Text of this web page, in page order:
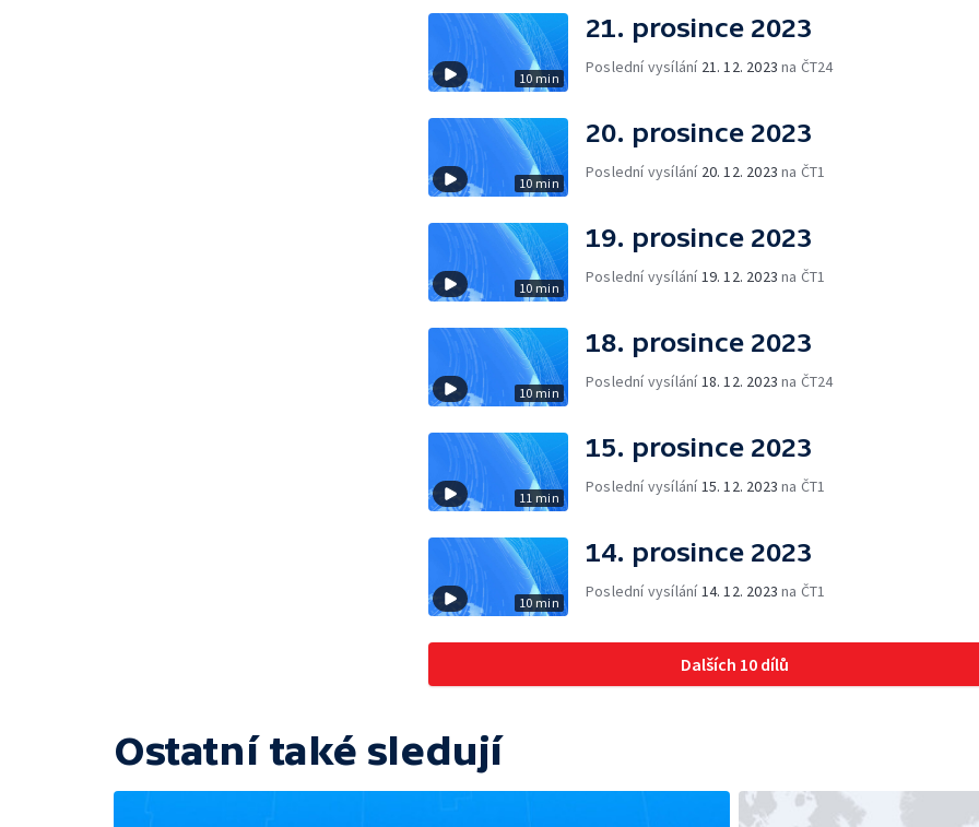
10 min
21. prosince 2023
Poslední vysílání 21. 12. 2023 na ČT24
10 min
20. prosince 2023
Poslední vysílání 20. 12. 2023 na ČT1
10 min
19. prosince 2023
Poslední vysílání 19. 12. 2023 na ČT1
10 min
18. prosince 2023
Poslední vysílání 18. 12. 2023 na ČT24
11 min
15. prosince 2023
Poslední vysílání 15. 12. 2023 na ČT1
10 min
14. prosince 2023
Poslední vysílání 14. 12. 2023 na ČT1
Dalších 10 dílů
Ostatní také sledují